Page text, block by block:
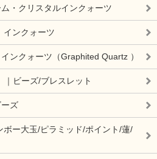
・クリスタルインクォーツ
インクォーツ
ンクォーツ（Graphited Quartz ）
ビーズ/ブレスレット
ズ
ー大玉/ピラミッド/ポイント/蓮/